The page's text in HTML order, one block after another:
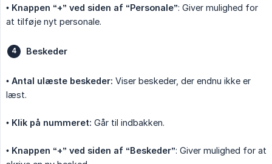
• Knappen “+” ved siden af “Personale”: Giver mulighed for
at tilføje nyt personale.
Beskeder
• Antal ulæste beskeder: Viser beskeder, der endnu ikke er
læst.
• Klik på nummeret: Går til indbakken.
• Knappen “+” ved siden af “Beskeder”: Giver mulighed for at